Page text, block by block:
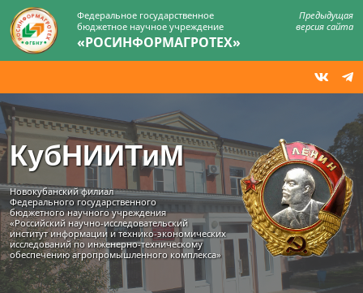
Федеральное государственное
бюджетное научное учреждение
«РОСИНФОРМАГРОТЕХ»
Предыдущая
версия сайта
КубНИИТиМ
Новокубанский филиал
Федерального государственного
бюджетного научного учреждения
«Российский научно-исследовательский
институт информации и технико‑экономических
исследований по инженерно‑техническому
обеспечению агропромышленного комплекса»